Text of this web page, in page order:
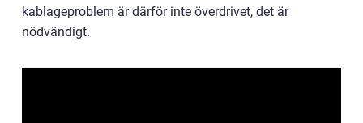
kablageproblem är därför inte överdrivet, det är
nödvändigt.